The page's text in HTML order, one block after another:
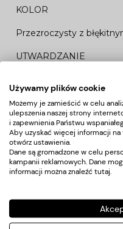
KOLOR
Przezroczysty z
UTWARDZANIE
Top hybrydowy z
Średniogęsty,
manicure hybrydowego
zjawiskowo w różnego
oszałamiający. Sięgnij
Używamy plików cookie
Możemy je zamieścić w celu
ulepszenia naszej strony
i zapewnienia Państwu
Aby uzyskać więcej informacji
otwórz ustawienia.
Dane są gromadzone w celu
kampanii reklamowych. Dane
informacji można znaleźć tutaj